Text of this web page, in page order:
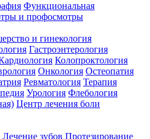
Функциональная
и профосмотры
и гинекология
Гастроэнтерология
Колопроктология
Онкология Остеопатия
Ревматология Терапия
Урология Флебология
Центр лечения боли
Лечение зубов Протезирование